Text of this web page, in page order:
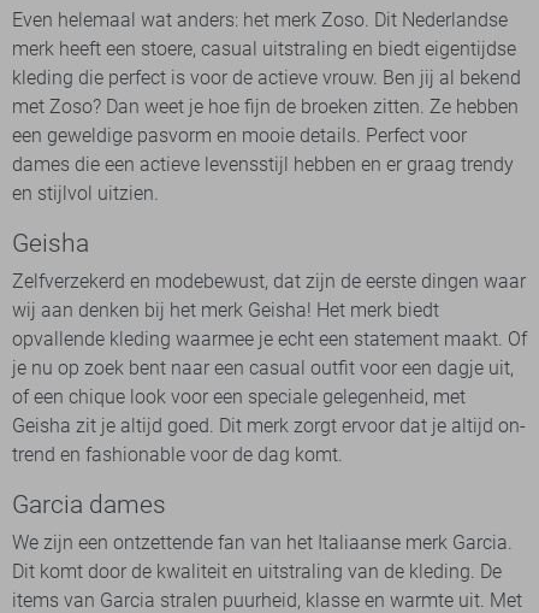
Even helemaal wat anders: het merk Zoso. Dit Nederlandse
merk heeft een stoere, casual uitstraling en biedt eigentijdse
kleding die perfect is voor de actieve vrouw. Ben jij al bekend
met Zoso? Dan weet je hoe fijn de broeken zitten. Ze hebben
een geweldige pasvorm en mooie details. Perfect voor
dames die een actieve levensstijl hebben en er graag trendy
en stijlvol uitzien.
Geisha
Zelfverzekerd en modebewust, dat zijn de eerste dingen waar
wij aan denken bij het merk Geisha! Het merk biedt
opvallende kleding waarmee je echt een statement maakt. Of
je nu op zoek bent naar een casual outfit voor een dagje uit,
of een chique look voor een speciale gelegenheid, met
Geisha zit je altijd goed. Dit merk zorgt ervoor dat je altijd on-
trend en fashionable voor de dag komt.
Garcia dames
We zijn een ontzettende fan van het Italiaanse merk Garcia.
Dit komt door de kwaliteit en uitstraling van de kleding. De
items van Garcia stralen puurheid, klasse en warmte uit. Met